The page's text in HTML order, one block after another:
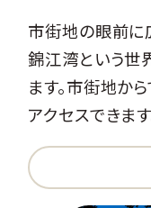
市街地の眼前
錦江湾という世
ます。市街地か
アクセスできます